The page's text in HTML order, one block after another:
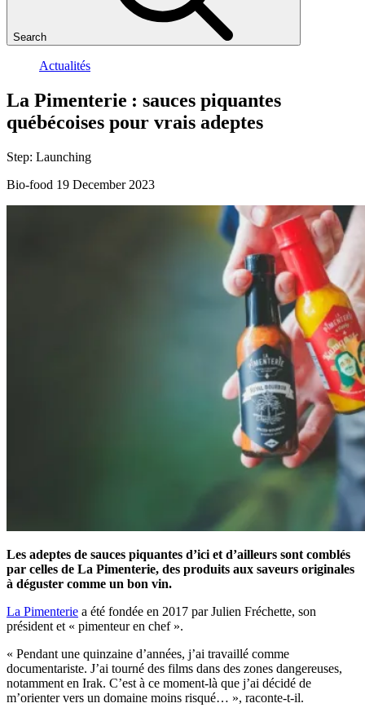
Search
Actualités
La Pimenterie : sauces piquantes
québécoises pour vrais adeptes
Step: Launching
Bio-food 19 December 2023
Les adeptes de sauces piquantes d’ici et d’ailleurs sont comblés
par celles de La Pimenterie, des produits aux saveurs originales
à déguster comme un bon vin.
La Pimenterie a été fondée en 2017 par Julien Fréchette, son
président et « pimenteur en chef ».
« Pendant une quinzaine d’années, j’ai travaillé comme
documentariste. J’ai tourné des films dans des zones dangereuses,
notamment en Irak. C’est à ce moment-là que j’ai décidé de
m’orienter vers un domaine moins risqué… », raconte-t-il.